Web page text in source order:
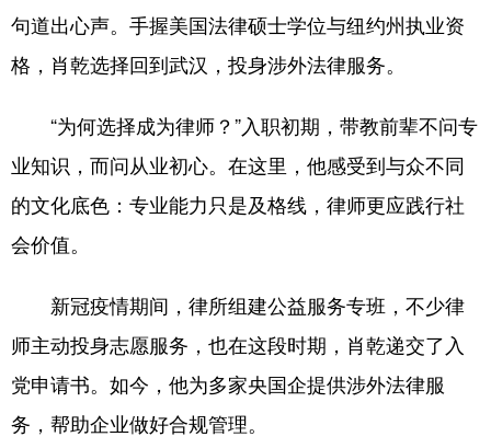
句道出心声。手握美国法律硕士学位与纽约州执业资
格，肖乾选择回到武汉，投身涉外法律服务。
“为何选择成为律师？”入职初期，带教前辈不问专
业知识，而问从业初心。在这里，他感受到与众不同
的文化底色：专业能力只是及格线，律师更应践行社
会价值。
新冠疫情期间，律所组建公益服务专班，不少律
师主动投身志愿服务，也在这段时期，肖乾递交了入
党申请书。如今，他为多家央国企提供涉外法律服
务，帮助企业做好合规管理。